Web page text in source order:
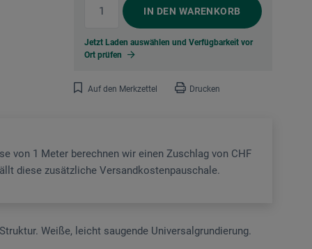
IN DEN WARENKORB
Jetzt Laden auswählen und Verfügbarkeit vor
Ort prüfen
Auf den Merkzettel Drucken
von 1 Meter berechnen wir einen Zuschlag von CHF
diese zusätzliche Versandkostenpauschale.
Weiße, leicht saugende Universalgrundierung.